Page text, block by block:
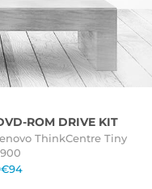
ROM DRIVE KIT
ThinkCentre Tiny